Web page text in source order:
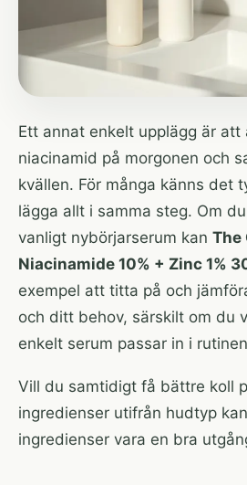
Ett annat enkelt upplägg är att
niacinamid på morgonen och
kvällen. För många känns det
lägga allt i samma steg. Om
vanligt nybörjarserum kan The
Niacinamide 10% + Zinc 1%
exempel att titta på och
och ditt behov, särskilt om du
enkelt serum passar in i
Vill du samtidigt få bättre koll
ingredienser utifrån hudtyp
ingredienser vara en bra